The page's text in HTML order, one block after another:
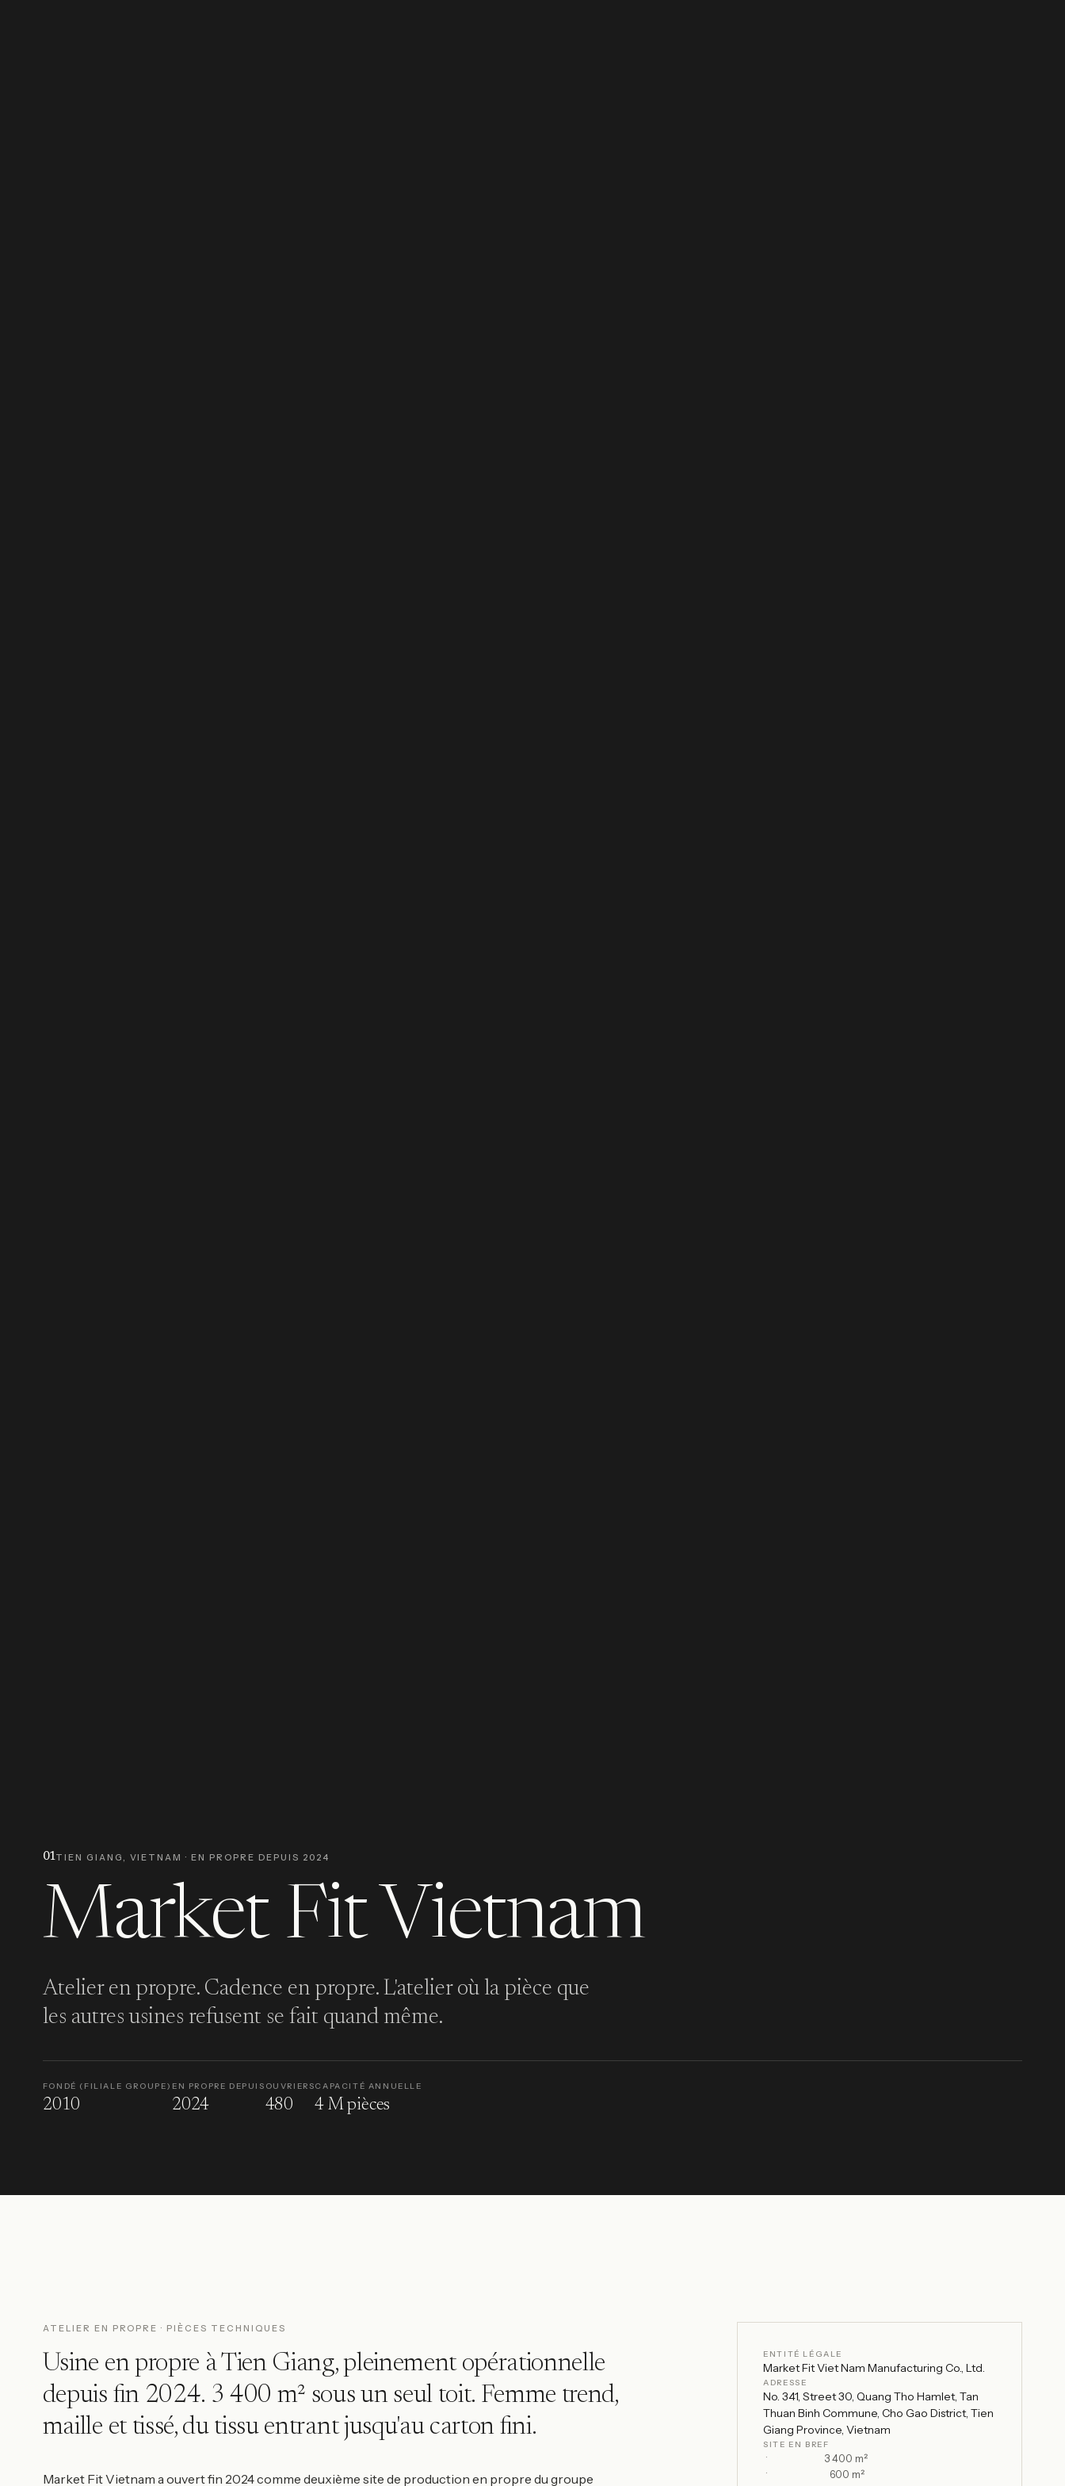
01TIEN GIANG, VIETNAM · EN PROPRE DEPUIS 2024
Market Fit Vietnam
Atelier en propre. Cadence en propre. L'atelier où la pièce que
les autres usines refusent se fait quand même.
FONDÉ (FILIALE GROUPE)
2010
EN PROPRE DEPUIS
2024
OUVRIERS
480
CAPACITÉ ANNUELLE
4 M pièces
ATELIER EN PROPRE · PIÈCES TECHNIQUES
Usine en propre à Tien Giang, pleinement opérationnelle
depuis fin 2024. 3 400 m² sous un seul toit. Femme trend,
maille et tissé, du tissu entrant jusqu'au carton fini.
Market Fit Vietnam a ouvert fin 2024 comme deuxième site de production en propre du groupe
ENTITÉ LÉGALE
Market Fit Viet Nam Manufacturing Co., Ltd.
ADRESSE
No. 341, Street 30, Quang Tho Hamlet, Tan
Thuan Binh Commune, Cho Gao District, Tien
Giang Province, Vietnam
SITE EN BREF
3 400 m²
600 m²